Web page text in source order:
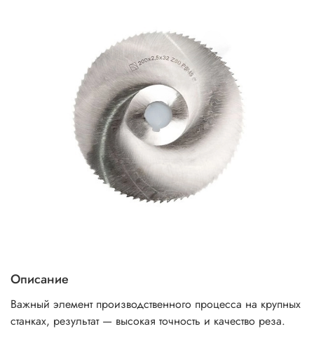
Описание
Важный элемент производственного процесса на крупных
станках, результат — высокая точность и качество реза.